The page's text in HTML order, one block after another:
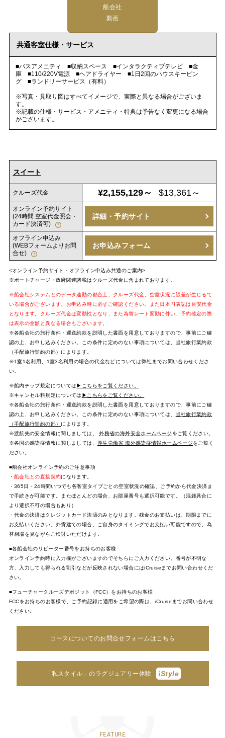
船会社
動画
共通客室仕様・サービス
■バスアメニティ ■収納スペース ■インタラクティブテレビ ■金
庫 ■110/220V電源 ■ヘアドライヤー ■1日2回のハウスキーピン
グ ■ランドリーサービス（有料）
※写真・見取り図はすべてイメージで、実際と異なる場合がございま
す。
※記載の仕様・サービス・アメニティ・特典は予告なく変更になる場合
がございます。
スイート
クルーズ代金 ¥2,155,129～ $13,361～
オンライン予約サイト
(24時間 空室代金照会・
カード決済可)
詳細・予約サイト
オフライン申込み
(WEBフォームよりお問
合せ)
お申込みフォーム
<オンライン予約サイト・オフライン申込み共通のご案内>
※ポートチャージ・政府関連諸税はクルーズ代金に含まれております。
※船会社システムとのデータ連動の都合上、クルーズ代金、空室状況に誤差が生じるて
いる場合がございます。お申込み時に必ずご確認ください。また日本円表記は目安代金
となります。クルーズ代金は変動性となり、また為替レート変動に伴い、予約確定の際
は表示の金額と異なる場合もございます。
※各船会社の旅行条件・運送約款を説明した書面を用意しておりますので、事前にご確
認の上、お申し込みください。この条件に定めのない事項については、当社旅行業約款
（手配旅行契約の部）によります。
※1室1名利用、1室3名利用の場合の代金などについては弊社までお問い合わせくださ
い。
※船内チップ規定については▶こちらをご覧ください。
※キャンセル料規定については ▶こちらをご覧ください。
※各船会社の旅行条件・運送約款を説明した書面を用意しておりますので、事前にご確
認の上、お申し込みください。この条件に定めのない事項については、
当社旅行業約款
（手配旅行契約の部） によります。
※渡航先の安全情報に関しましては、外務省の海外安全ホームページ をご覧ください。
※各国の感染症情報に関しましては、
厚生労働省 海外感染症情報ホームページをご覧く
ださい。
■船会社オンライン予約のご注意事項
・ 船会社との直接契約になります。
・365日・24時間いつでも各客室タイプごとの空室状況の確認、ご予約から代金決済ま
で手続きが可能です。またほとんどの場合、お部屋番号も選択可能です。（混雑具合に
より選択不可の場合もあり）
・代金の決済はクレジットカード決済のみとなります。残金のお支払いは、期限までに
お支払いください。外貨建ての場合、ご自身のタイミングでお支払い可能ですので、為
替相場を見ながらご検討いただけます。
■各船会社のリピーター番号をお持ちのお客様
オンライン予約時に入力欄がございますのでそちらにご入力ください。番号が不明な
方、入力しても得られる割引などが反映されない場合にはiCruiseまでお問い合わせくだ
さい。
■フューチャークルーズデポジット（FCC）をお持ちのお客様
FCCをお持ちのお客様で、ご予約記録に適用をご希望の際は、iCruiseまでお問い合わせ
ください。
コースについてのお問合せフォームはこちら
「私スタイル」のラグジュアリー体験 iStyle
FEATURE